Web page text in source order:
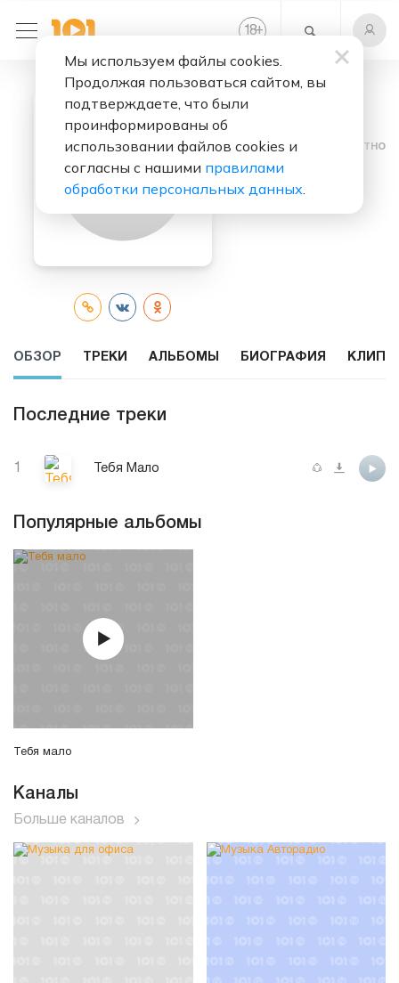
18+
Слушать бесплатно
Edgar Ti
ОБЗОР ТРЕКИ АЛЬБОМЫ БИОГРАФИЯ КЛИПЫ
Последние треки
Тебя Мало
Популярные альбомы
Тебя мало
Каналы
Больше каналов
Мы используем файлы cookies.
Продолжая пользоваться сайтом, вы
подтверждаете, что были
проинформированы об
использовании файлов cookies и
согласны с нашими правилами
обработки персональных данных.